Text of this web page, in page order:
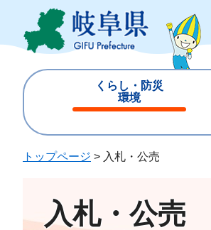
ジ
ュ
くらし・防災
環境
じ
トップページ > 入札・公売
入札・公売